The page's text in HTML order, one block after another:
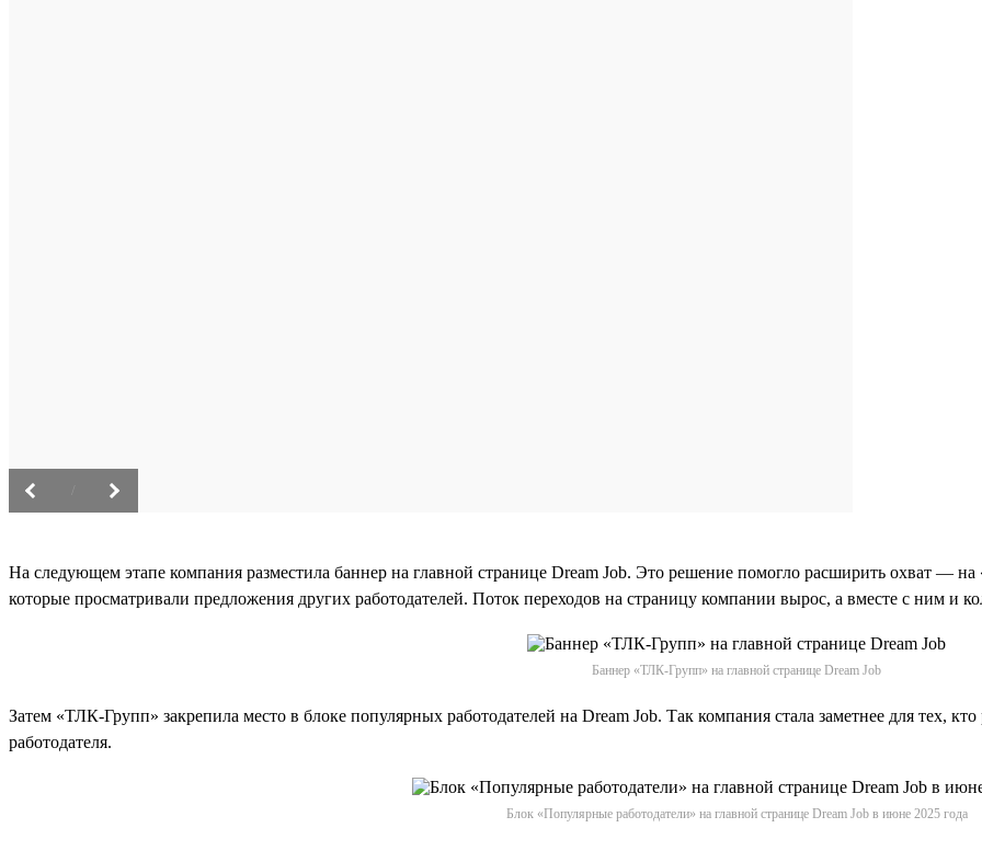
На следующем этапе компания разместила баннер на главной странице Dream Job. Это решение помогло расширить охват —
которые просматривали предложения других работодателей. Поток переходов на страницу компании вырос, а вместе с ним и
Баннер «ТЛК-Групп» на главной странице Dream Job
Затем «ТЛК-Групп» закрепила место в блоке популярных работодателей на Dream Job. Так компания стала заметнее для тех,
работодателя.
Блок «Популярные работодатели» на главной странице Dream Job в июне 2025 года